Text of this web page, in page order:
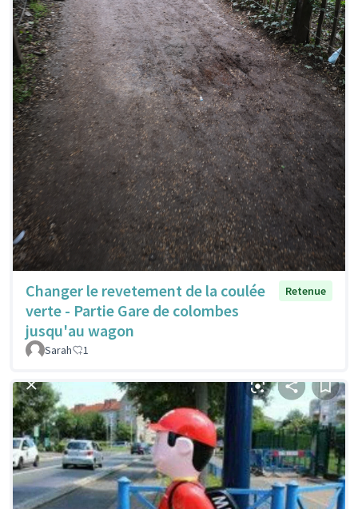
Changer le revetement de la coulée
verte - Partie Gare de colombes
jusqu'au wagon
Retenue
Sarah 1